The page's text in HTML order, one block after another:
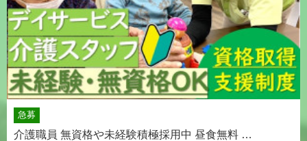
急募
介護職員 無資格や未経験積極採用中 昼食無料 …